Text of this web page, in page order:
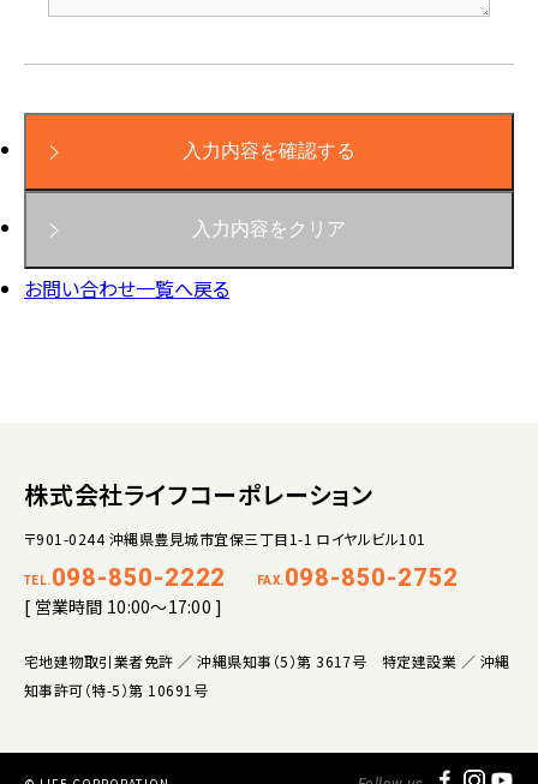
お問い合わせ一覧へ戻る
株式会社ライフコーポレーション
〒901-0244 沖縄県豊見城市宜保三丁目1-1 ロイヤルビル101
TEL. 098-850-2222 FAX. 098-850-2752
[ 営業時間 10:00～17:00 ]
宅地建物取引業者免許 ／ 沖縄県知事（5）第 3617号 特定建設業 ／ 沖縄
知事許可（特-5）第 10691号